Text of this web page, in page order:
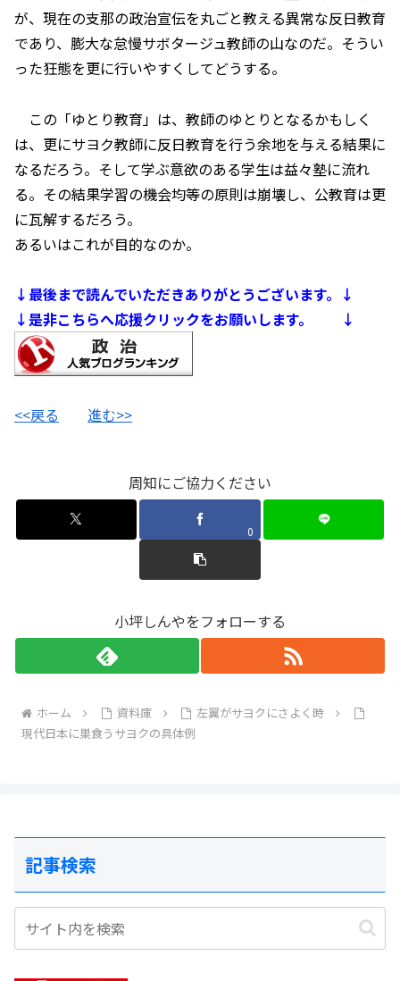
が、現在の支那の政治宣伝を丸ごと教える異常な反日教育
であり、膨大な怠慢サボタージュ教師の山なのだ。そうい
った狂態を更に行いやすくしてどうする。
この「ゆとり教育」は、教師のゆとりとなるかもしく
は、更にサヨク教師に反日教育を行う余地を与える結果に
なるだろう。そして学ぶ意欲のある学生は益々塾に流れ
る。その結果学習の機会均等の原則は崩壊し、公教育は更
に瓦解するだろう。
あるいはこれが目的なのか。
↓最後まで読んでいただきありがとうございます。↓
↓是非こちらへ応援クリックをお願いします。 ↓
<<戻る 進む>>
周知にご協力ください
0
小坪しんやをフォローする
ホーム 資料庫
左翼がサヨクにさよく時
現代日本に巣食うサヨクの具体例
記事検索